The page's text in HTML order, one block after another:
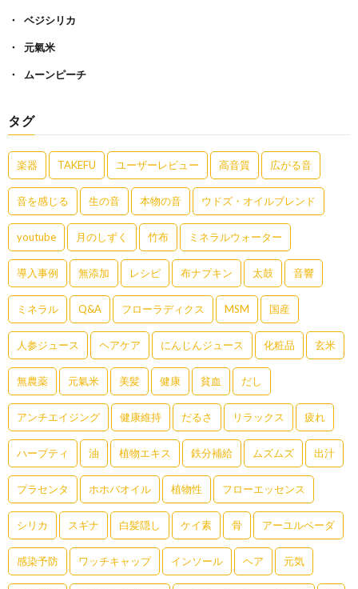
ベジシリカ
元氣米
ムーンピーチ
タグ
楽器 TAKEFU ユーザーレビュー 高音質 広がる音
音を感じる 生の音 本物の音 ウドズ・オイルブレンド
youtube 月のしずく 竹布 ミネラルウォーター
導入事例 無添加 レシピ 布ナプキン 太鼓 音響
ミネラル Q&A フローラディクス MSM 国産
人参ジュース ヘアケア にんじんジュース 化粧品 玄米
無農薬 元氣米 美髪 健康 貧血 だし
アンチエイジング 健康維持 だるさ リラックス 疲れ
ハーブティ 油 植物エキス 鉄分補給 ムズムズ 出汁
プラセンタ ホホバオイル 植物性 フローエッセンス
シリカ スギナ 白髪隠し ケイ素 骨 アーユルベーダ
感染予防 ワッチキャップ インソール ヘア 元気